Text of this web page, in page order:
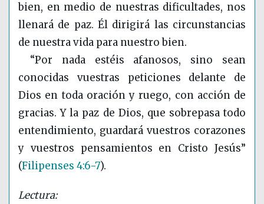
bien, en medio de nuestras dificultades, nos
llenará de paz. Él dirigirá las circunstancias
de nuestra vida para nuestro bien.
“Por nada estéis afanosos, sino sean
conocidas vuestras peticiones delante de
Dios en toda oración y ruego, con acción de
gracias. Y la paz de Dios, que sobrepasa todo
entendimiento, guardará vuestros corazones
y vuestros pensamientos en Cristo Jesús”
(Filipenses 4:6-7).